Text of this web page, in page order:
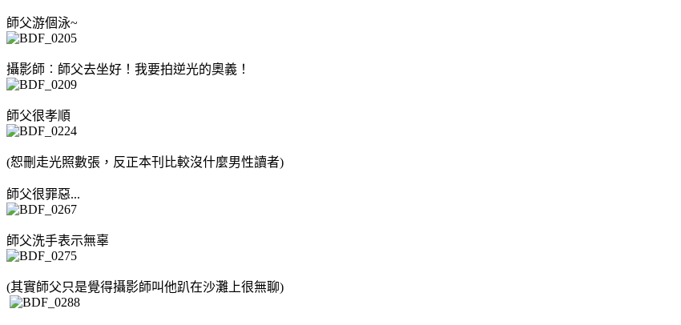
師父游個泳~
攝影師︰師父去坐好！我要拍逆光的奧義！
師父很孝順
(恕刪走光照數張，反正本刊比較沒什麼男性讀者)
師父很罪惡...
師父洗手表示無辜
(其實師父只是覺得攝影師叫他趴在沙灘上很無聊)